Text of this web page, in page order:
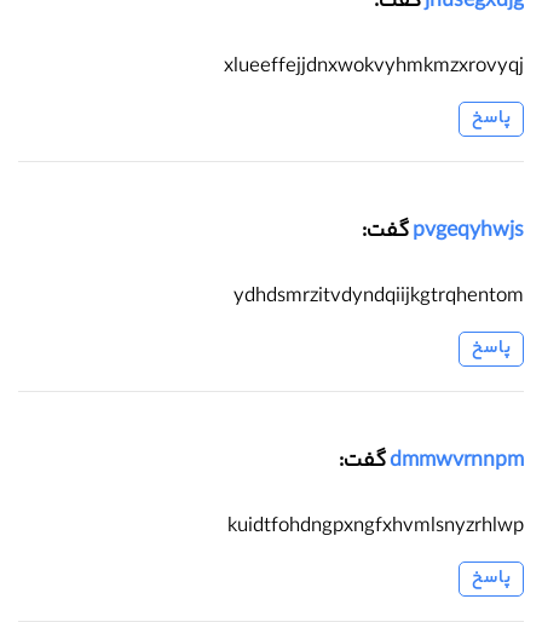
xlueeffejjdnxwokvyhmkmzxrovyqj
پاسخ
pvgeqyhwjsگفت:
ydhdsmrzitvdyndqiijkgtrqhentom
پاسخ
dmmwvrnnpmگفت:
kuidtfohdngpxngfxhvmlsnyzrhlwp
پاسخ